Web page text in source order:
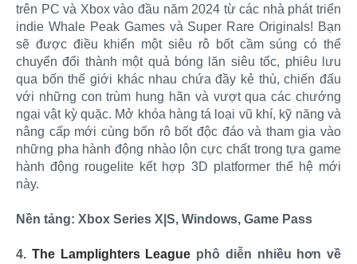
trên PC và Xbox vào đầu năm 2024 từ các nhà phát triển
indie Whale Peak Games và Super Rare Originals! Bạn
sẽ được điều khiển một siêu rô bốt cầm súng có thể
chuyển đổi thành một quả bóng lăn siêu tốc, phiêu lưu
qua bốn thế giới khác nhau chứa đầy kẻ thù, chiến đấu
với những con trùm hung hãn và vượt qua các chướng
ngại vật kỳ quặc. Mở khóa hàng tá loại vũ khí, kỹ năng và
nâng cấp mới cùng bốn rô bốt độc đáo và tham gia vào
những pha hành động nhào lộn cực chất trong tựa game
hành động rougelite kết hợp 3D platformer thế hệ mới
này.
Nền tảng: Xbox Series X|S, Windows, Game Pass
4. The Lamplighters League phô diễn nhiều hơn về